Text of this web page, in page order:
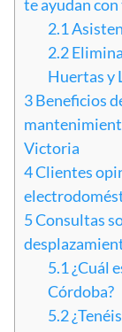
te ayudan
2.1
2.2
Huertas y
3Beneficios
Victoria
4Clientes
5Consultas
5.1 ¿Cuál
Córdoba?
5.2